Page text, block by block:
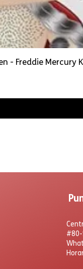
- Freddie Mercury
#80-